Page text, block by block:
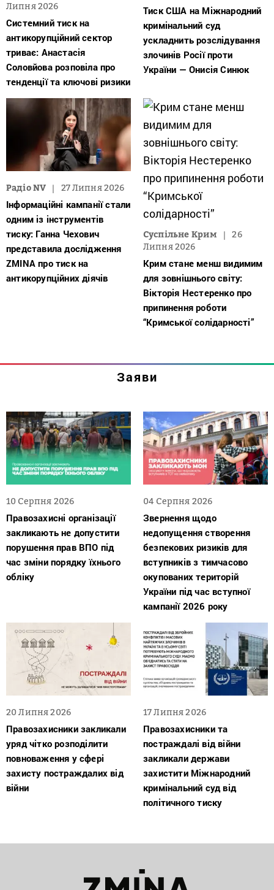
Липня 2026
Системний тиск на
антикорупційний сектор
триває: Анастасія
Соловйова розповіла про
тенденції та ключові ризики
Тиск США на Міжнародний
кримінальний суд
ускладнить розслідування
злочинів Росії проти
України — Онисія Синюк
Радіо NV 27 Липня 2026
Інформаційні кампанії стали
одним із інструментів
тиску: Ганна Чехович
представила дослідження
ZMINA про тиск на
антикорупційних діячів
Суспільне Крим
26
Липня 2026
Крим стане менш видимим
для зовнішнього світу:
Вікторія Нестеренко про
припинення роботи
“Кримської солідарності”
Заяви
10 Серпня 2026
Правозахисні організації
закликають не допустити
порушення прав ВПО під
час зміни порядку їхнього
обліку
04 Серпня 2026
Звернення щодо
недопущення створення
безпекових ризиків для
вступників з тимчасово
окупованих територій
України під час вступної
кампанії 2026 року
20 Липня 2026
Правозахисники закликали
уряд чітко розподілити
повноваження у сфері
захисту постраждалих від
війни
17 Липня 2026
Правозахисники та
постраждалі від війни
закликали держави
захистити Міжнародний
кримінальний суд від
політичного тиску